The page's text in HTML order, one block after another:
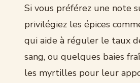
Si vous préférez une note
privilégiez les épices
qui aide à réguler le taux
sang, ou quelques baies
les myrtilles pour leur